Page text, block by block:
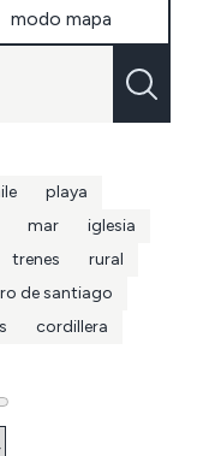
modo mapa
playa
mar
iglesia
trenes
rural
de santiago
cordillera